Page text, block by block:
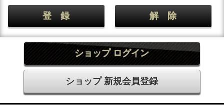
ショップ ログイン
ショップ 新規会員登録